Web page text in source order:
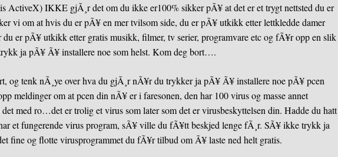
ActiveX) IKKE gjÃ¸r det om du ikke er100% sikker pÃ¥ at det er et trygt nettsted du er
vi om at hvis du er pÃ¥ en mer tvilsom side, du er pÃ¥ utkikk etter lettkledde damer
du er pÃ¥ utkikk etter gratis musikk, filmer, tv serier, programvare etc og fÃ¥r opp en slik
ja pÃ¥ Ã¥ installere noe som helst. Kom deg bort….
og tenk nÃ¸ye over hva du gjÃ¸r nÃ¥r du trykker ja pÃ¥ Ã¥ installere noe pÃ¥ pcen
meldinger om at pcen din nÃ¥ er i faresonen, den har 100 virus og masse annet
med ro…det er trolig et virus som later som det er virusbeskyttelsen din. Hadde du hatt
et fungerende virus program, sÃ¥ ville du fÃ¥tt beskjed lenge fÃ¸r. SÃ¥ ikke trykk ja
fine og flotte virusprogrammet du fÃ¥r tilbud om Ã¥ laste ned helt gratis.